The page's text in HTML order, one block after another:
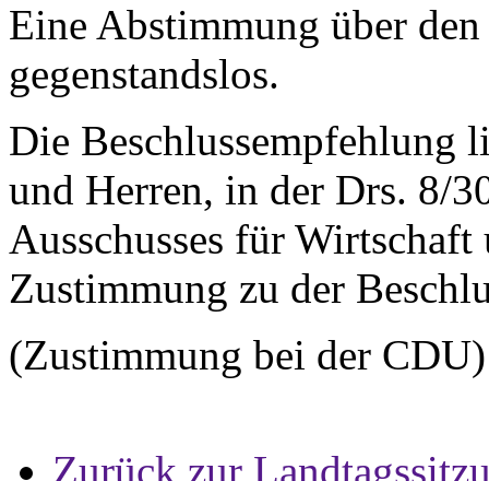
Eine Abstimmung über
gegenstandslos.
Die Beschlussempfehlung
und Herren, in der Drs. 8/
Ausschusses für
Zustimmung zu der
(Zustimmung bei der CDU)
Zurück zur